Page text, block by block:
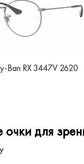
Ban RX 3447V 2620
для